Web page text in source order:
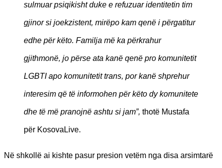
sulmuar psiqikisht duke e refuzuar identitetin tim
gjinor si joekzistent, mirëpo kam qenë i përgatitur
edhe për këto. Familja më ka përkrahur
gjithmonë, jo përse ata kanë qenë pro komunitetit
LGBTI apo komunitetit trans, por kanë shprehur
interesim që të informohen për këto dy komunitete
dhe të më pranojnë ashtu si jam”, thotë Mustafa
për KosovaLive.
Në shkollë ai kishte pasur presion vetëm nga disa arsimtarë